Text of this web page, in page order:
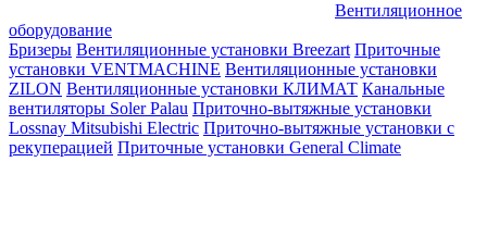
Вентиляционное
оборудование
Бризеры Вентиляционные установки Breezart Приточные
установки VENTMACHINE Вентиляционные установки
ZILON Вентиляционные установки КЛИМАТ Канальные
вентиляторы Soler Palau Приточно-вытяжные установки
Lossnay Mitsubishi Electric Приточно-вытяжные установки с
рекуперацией Приточные установки General Climate